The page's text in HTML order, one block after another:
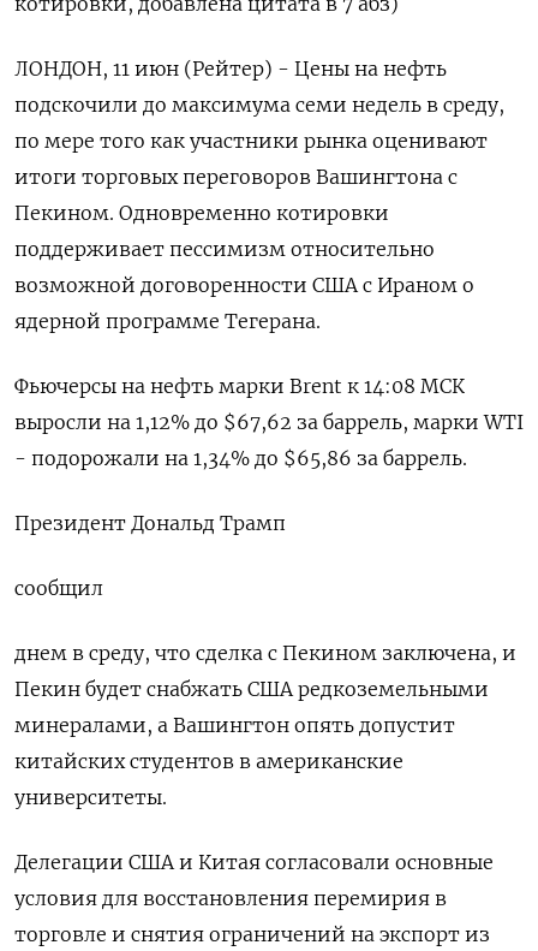
ЛОНДОН, 11 июн (Рейтер) - Цены на нефть
подскочили до максимума семи недель в среду,
по мере того как участники рынка оценивают
итоги торговых переговоров Вашингтона с
Пекином. Одновременно котировки
поддерживает пессимизм относительно
возможной договоренности США с Ираном о
ядерной программе Тегерана.
Фьючерсы на нефть марки Brent к 14:08 МСК
выросли на 1,12% до $67,62 за баррель, марки WTI
- подорожали на 1,34% до $65,86 за баррель.
Президент Дональд Трамп
сообщил
днем в среду, что сделка с Пекином заключена, и
Пекин будет снабжать США редкоземельными
минералами, а Вашингтон опять допустит
китайских студентов в американские
университеты.
Делегации США и Китая согласовали основные
условия для восстановления перемирия в
торговле и снятия ограничений на экспорт из